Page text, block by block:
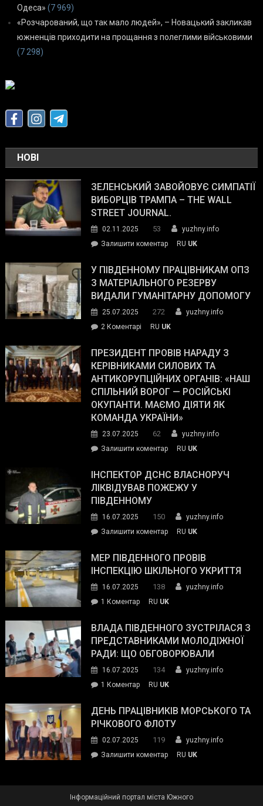
Одеса» (7 969)
«Розчарований, що так мало людей», – Новацький закликав
южненців приходити на прощання з полеглими військовими
(7 298)
НОВІ
ЗЕЛЕНСЬКИЙ ЗАВОЙОВУЄ СИМПАТІЇ
ВИБОРЦІВ ТРАМПА – THE WALL
STREET JOURNAL.
02.11.2025 53
yuzhny.info
Залишити коментарon
завойовує
симпатії
виборців
The
Street
Journal.
RU UK
У ПІВДЕННОМУ ПРАЦІВНИКАМ ОПЗ
З МАТЕРІАЛЬНОГО РЕЗЕРВУ
ВИДАЛИ ГУМАНІТАРНУ ДОПОМОГУ
25.07.2025 272
yuzhny.info
2 Коментарі
Південному
працівникам
ОПЗ
з
матеріального
резерву
гуманітарну
допомогу
RU UK
ПРЕЗИДЕНТ ПРОВІВ НАРАДУ З
КЕРІВНИКАМИ СИЛОВИХ ТА
АНТИКОРУПЦІЙНИХ ОРГАНІВ: «НАШ
СПІЛЬНИЙ ВОРОГ — РОСІЙСЬКІ
ОКУПАНТИ. МАЄМО ДІЯТИ ЯК
КОМАНДА УКРАЇНИ»
23.07.2025 62
yuzhny.info
Залишити коментарon
провів
нараду
силових
та
органів:
«Наш
спільний
окупанти.
Маємо
діяти
команда
RU UK
ІНСПЕКТОР ДСНС ВЛАСНОРУЧ
ЛІКВІДУВАВ ПОЖЕЖУ У
ПІВДЕННОМУ
16.07.2025 150
yuzhny.info
Залишити коментарon
ДСНС
власноруч
пожежу
у
RU UK
МЕР ПІВДЕННОГО ПРОВІВ
ІНСПЕКЦІЮ ШКІЛЬНОГО УКРИТТЯ
16.07.2025 138
yuzhny.info
1 Коментардо
Південного
провів
інспекцію
укриття
RU UK
ВЛАДА ПІВДЕННОГО ЗУСТРІЛАСЯ З
ПРЕДСТАВНИКАМИ МОЛОДІЖНОЇ
РАДИ: ЩО ОБГОВОРЮВАЛИ
16.07.2025 134
yuzhny.info
1 Коментардо
Південного
зустрілася
представниками
молодіжної
обговорювали
RU UK
ДЕНЬ ПРАЦІВНИКІВ МОРСЬКОГО ТА
РІЧКОВОГО ФЛОТУ
02.07.2025 119
yuzhny.info
Залишити коментарon
RU UK
Інформаційний портал міста Южного